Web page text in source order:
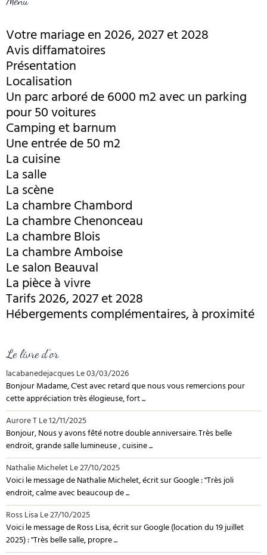
Votre mariage en 2026, 2027 et 2028
Avis diffamatoires
Présentation
Localisation
Un parc arboré de 6000 m2 avec un parking
pour 50 voitures
Camping et barnum
Une entrée de 50 m2
La cuisine
La salle
La scène
La chambre Chambord
La chambre Chenonceau
La chambre Blois
La chambre Amboise
Le salon Beauval
La pièce à vivre
Tarifs 2026, 2027 et 2028
Hébergements complémentaires, à proximité
Le livre d'or
lacabanedejacquesLe 03/03/2026
Bonjour Madame, C'est avec retard que nous vous remercions pour
cette appréciation très élogieuse, fort ...
Aurore TLe 12/11/2025
Bonjour, Nous y avons fêté notre double anniversaire. Très belle
endroit, grande salle lumineuse , cuisine ...
Nathalie MicheletLe 27/10/2025
Voici le message de Nathalie Michelet, écrit sur Google : "Très joli
endroit, calme avec beaucoup de ...
Ross LisaLe 27/10/2025
Voici le message de Ross Lisa, écrit sur Google (location du 19 juillet
2025) : "Très belle salle, propre ...